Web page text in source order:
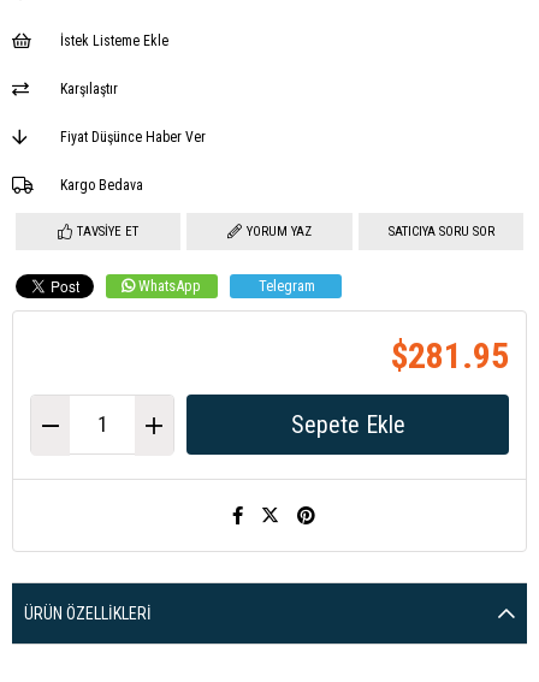
İstek Listeme Ekle
Karşılaştır
Fiyat Düşünce Haber Ver
Kargo Bedava
TAVSIYE ET YORUM YAZ SATICIYA SORU SOR
WhatsApp Telegram
$281.95
ÜRÜN ÖZELLIKLERI